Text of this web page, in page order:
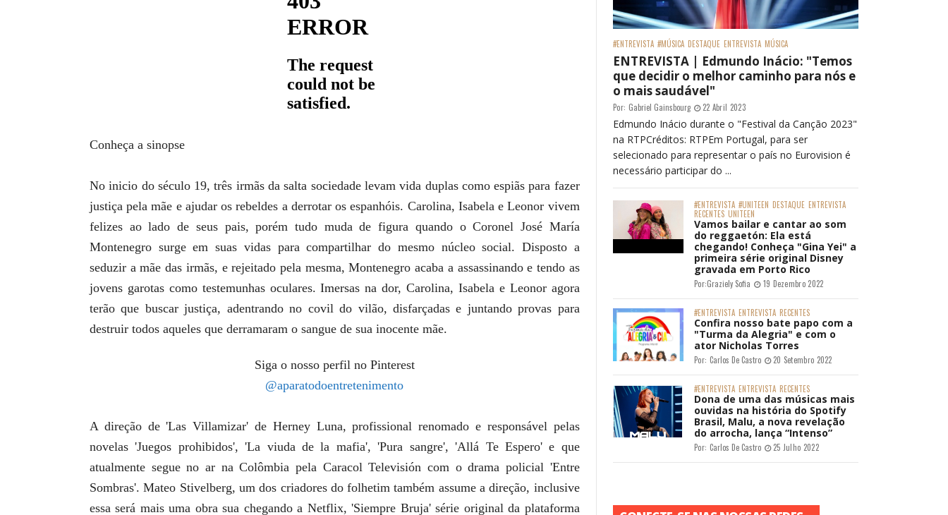
Conheça a sinopse
No inicio do século 19, três irmãs da salta sociedade levam vida duplas como espiãs para fazer
justiça pela mãe e ajudar os rebeldes a derrotar os espanhóis. Carolina, Isabela e Leonor vivem
felizes ao lado de seus pais, porém tudo muda de figura quando oCoronel José María
Montenegro surge em suas vidas para compartilhar do mesmo núcleo social. Disposto a
seduzir a mãe das irmãs, e rejeitado pela mesma, Montenegro acaba a assassinando e tendo as
jovens garotas como testemunhas oculares. Imersas na dor, Carolina, Isabela e Leonor agora
terão que buscar justiça, adentrando no covil do vilão, disfarçadas e juntando provas para
destruir todos aqueles que derramaram o sangue de sua inocente mãe.
Siga o nosso perfil no Pinterest
@aparatodoentretenimento
A direção de 'Las Villamizar' de Herney Luna, profissional renomado e responsável pelas
novelas 'Juegos prohibidos', 'La viuda de la mafia', 'Pura sangre', 'Allá Te Espero' e que
atualmente segue no ar na Colômbia pela Caracol Televisión com o drama policial 'Entre
Sombras'. Mateo Stivelberg, um dos criadores do folhetim também assume a direção, inclusive
essa será mais uma obra sua chegando a Netflix, 'Siempre Bruja' série original da plataforma
#ENTREVISTA #MÚSICA DESTAQUE ENTREVISTA MÚSICA
ENTREVISTA | Edmundo Inácio: "Temos
que decidir o melhor caminho para nós e
o mais saudável"
Por: Gabriel Gainsbourg 22 Abril 2023
Edmundo Inácio durante o "Festival da Canção 2023"
na RTPCréditos: RTPEm Portugal, para ser
selecionado para representar o país no Eurovision é
necessário participar do ...
#ENTREVISTA #UNITEEN DESTAQUE ENTREVISTA
RECENTES UNITEEN
Vamos bailar e cantar ao som
do reggaetón: Ela está
chegando! Conheça "Gina Yei" a
primeira série original Disney
gravada em Porto Rico
Por:Graziely Sofia 19 Dezembro 2022
#ENTREVISTA ENTREVISTA RECENTES
Confira nosso bate papo com a
"Turma da Alegria" e com o
ator Nicholas Torres
Por: Carlos De Castro 20 Setembro 2022
#ENTREVISTA ENTREVISTA RECENTES
Dona de uma das músicas mais
ouvidas na história do Spotify
Brasil, Malu, a nova revelação
do arrocha, lança “Intenso”
Por: Carlos De Castro 25 Julho 2022